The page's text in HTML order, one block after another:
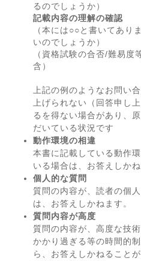
るのでしょうか）
記載内容の理解の確認
（本には○○と書いてあり
いのでしょうか）
（資格試験の合否/難易度
含）
上記の例のようなお問い
上げられない（回答申し
るを得ない場合があり、
だいている状況です
動作環境の相違
本書に記載している動作
いる場合は、お答えしか
個人的な質問
質問の内容が、読者の個
は、お答えしかねます。
質問内容が高度
質問の内容が、高度な技
かかり過ぎる等の時間的
ら、お答えしかねることが